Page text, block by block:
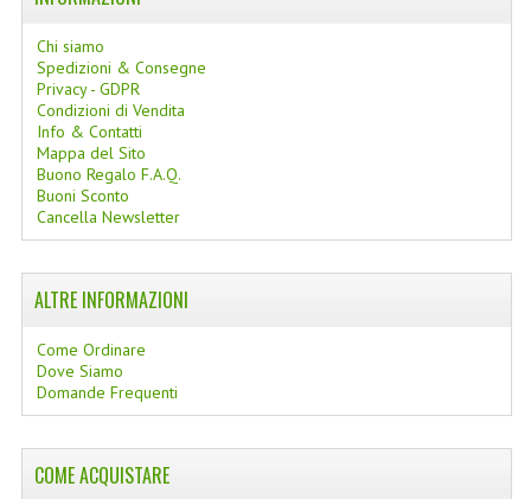
Chi siamo
Spedizioni & Consegne
Privacy - GDPR
Condizioni di Vendita
Info & Contatti
Mappa del Sito
Buono Regalo F.A.Q.
Buoni Sconto
Cancella Newsletter
ALTRE INFORMAZIONI
Come Ordinare
Dove Siamo
Domande Frequenti
COME ACQUISTARE